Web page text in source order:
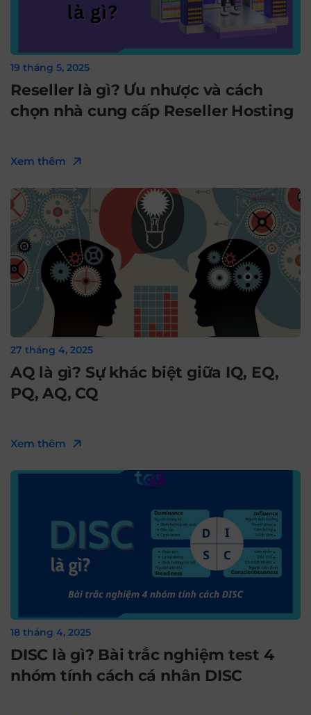
19 tháng 5, 2025
Reseller là gì? Ưu nhược và cách
chọn nhà cung cấp Reseller Hosting
Xem thêm
27 tháng 4, 2025
AQ là gì? Sự khác biệt giữa IQ, EQ,
PQ, AQ, CQ
Xem thêm
18 tháng 4, 2025
DISC là gì? Bài trắc nghiệm test 4
nhóm tính cách cá nhân DISC